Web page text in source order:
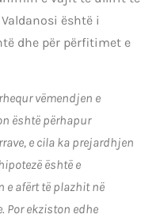
është i
dhe për përfitimet e
vëmendjen e
është përhapur
e cila ka prejardhjen
është e
e afërt të plazhit në
Por ekziston edhe